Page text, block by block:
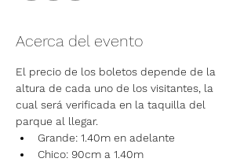
Acerca del evento
El precio de los boletos depende de la
altura de cada uno de los visitantes, la
cual será verificada en la taquilla del
parque al llegar.
Grande: 1.40m en adelante
Chico: 90cm a 1.40m